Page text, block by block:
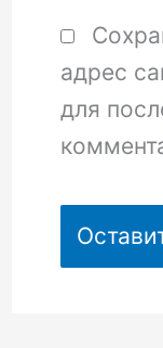
адрес
для